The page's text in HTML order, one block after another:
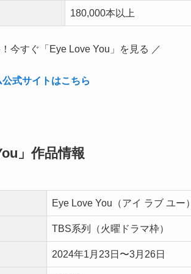
180,000本以上
今すぐ「Eye Love You」を見る ／
式サイトはこちら
」作品情報
Eye Love You（アイ ラブ ユー）
TBS系列（火曜ドラマ枠）
2024年1月23日〜3月26日